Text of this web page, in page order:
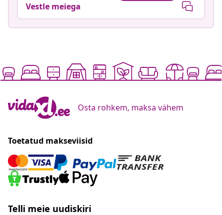
Vestle meiega
Osta rohkem, maksa vähem
Toetatud makseviisid
Telli meie uudiskiri